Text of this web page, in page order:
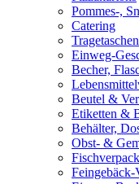
Pommes-,
Catering
Einweg-
Becher,
Beutel &
Etiketten &
Behälter,
Obst- &
Feingebäck-